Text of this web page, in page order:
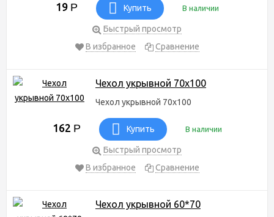
19 Р Купить В наличии
Быстрый просмотр
В избранное
Сравнение
Чехол укрывной 70х100
Чехол укрывной 70х100
162 Р Купить В наличии
Быстрый просмотр
В избранное
Сравнение
Чехол укрывной 60*70